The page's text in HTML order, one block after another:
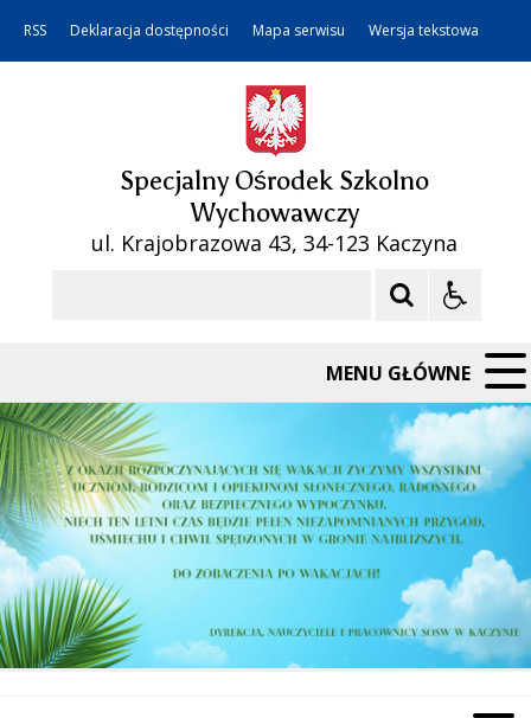
RSS Deklaracja dostępności Mapa serwisu Wersja tekstowa
Specjalny Ośrodek Szkolno
Wychowawczy
ul. Krajobrazowa 43, 34-123 Kaczyna
MENU GŁÓWNE